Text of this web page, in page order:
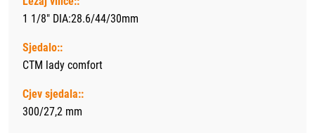
1 1/8" DIA:28.6/44/30mm
Sjedalo::
CTM lady comfort
Cjev sjedala::
300/27,2 mm